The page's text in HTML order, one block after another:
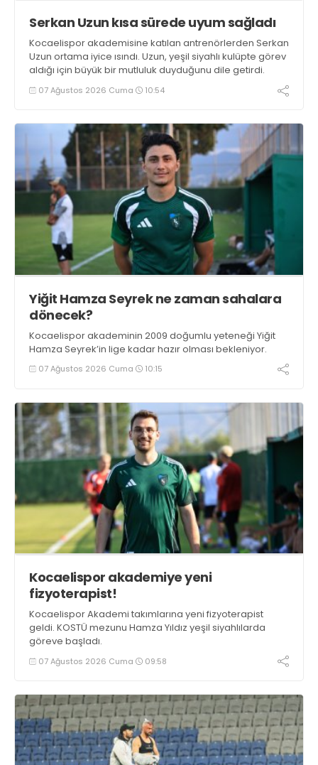
Serkan Uzun kısa sürede uyum sağladı
Kocaelispor akademisine katılan antrenörlerden Serkan
Uzun ortama iyice ısındı. Uzun, yeşil siyahlı kulüpte görev
aldığı için büyük bir mutluluk duyduğunu dile getirdi.
07 Ağustos 2026 Cuma 10:54
Yiğit Hamza Seyrek ne zaman sahalara
dönecek?
Kocaelispor akademinin 2009 doğumlu yeteneği Yiğit
Hamza Seyrek’in lige kadar hazır olması bekleniyor.
07 Ağustos 2026 Cuma 10:15
Kocaelispor akademiye yeni
fizyoterapist!
Kocaelispor Akademi takımlarına yeni fizyoterapist
geldi. KOSTÜ mezunu Hamza Yıldız yeşil siyahlılarda
göreve başladı.
07 Ağustos 2026 Cuma 09:58